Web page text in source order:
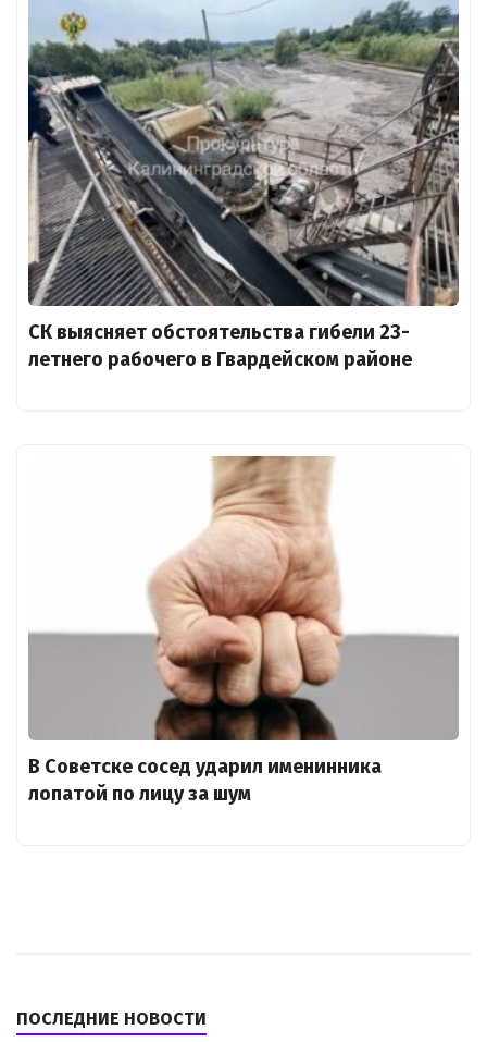
СК выясняет обстоятельства гибели 23-
летнего рабочего в Гвардейском районе
В Советске сосед ударил именинника
лопатой по лицу за шум
ПОСЛЕДНИЕ НОВОСТИ